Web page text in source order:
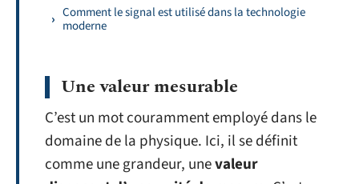
Comment le signal est utilisé dans la technologie
moderne
Une valeur mesurable
C’est un mot couramment employé dans le
domaine de la physique. Ici, il se définit
comme une grandeur, unevaleur